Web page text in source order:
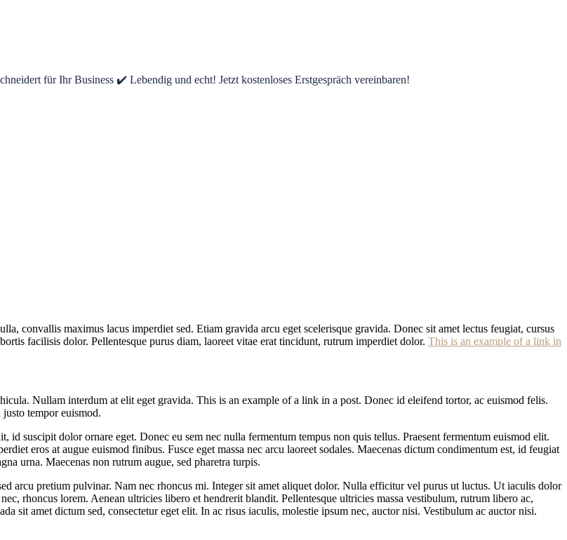
für Ihr Business ✔️ Lebendig und echt! Jetzt kostenloses Erstgespräch vereinbaren!
convallis maximus lacus imperdiet sed. Etiam gravida arcu eget scelerisque gravida. Donec sit amet lectus feugiat, cursus
facilisis dolor. Pellentesque purus diam, laoreet vitae erat tincidunt, rutrum imperdiet dolor. This is an example of a link in
Nullam interdum at elit eget gravida. This is an example of a link in a post. Donec id eleifend tortor, ac euismod felis.
tempor euismod.
suscipit dolor ornare eget. Donec eu sem nec nulla fermentum tempus non quis tellus. Praesent fermentum euismod elit.
eros at augue euismod finibus. Fusce eget massa nec arcu laoreet sodales. Maecenas dictum condimentum est, id feugiat
urna. Maecenas non rutrum augue, sed pharetra turpis.
arcu pretium pulvinar. Nam nec rhoncus mi. Integer sit amet aliquet dolor. Nulla efficitur vel purus ut luctus. Ut iaculis dolor
rhoncus lorem. Aenean ultricies libero et hendrerit blandit. Pellentesque ultricies massa vestibulum, rutrum libero ac,
sit amet dictum sed, consectetur eget elit. In ac risus iaculis, molestie ipsum nec, auctor nisi. Vestibulum ac auctor nisi.